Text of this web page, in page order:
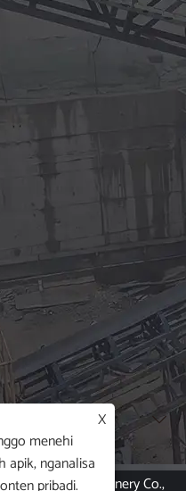

Conveying Machinery Co.,
X
menehi
apik, nganalisa
pribadi.